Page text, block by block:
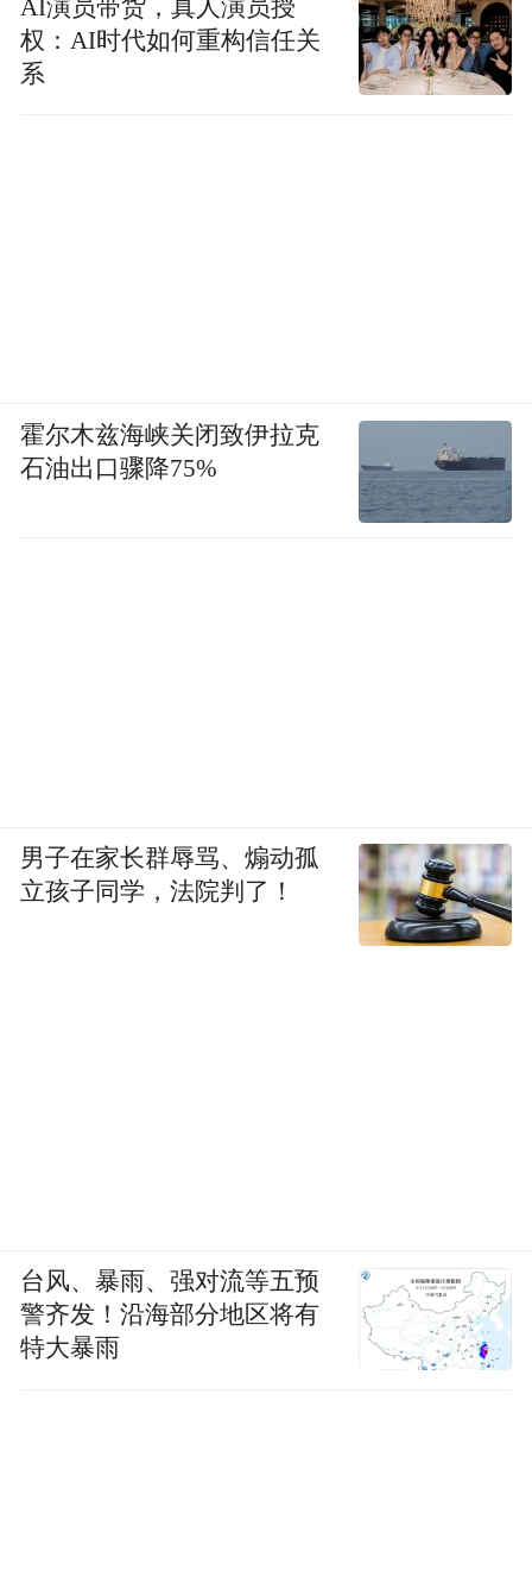
AI演员带货，真人演员授
权：AI时代如何重构信任关
系
霍尔木兹海峡关闭致伊拉克
石油出口骤降75%
男子在家长群辱骂、煽动孤
立孩子同学，法院判了！
台风、暴雨、强对流等五预
警齐发！沿海部分地区将有
特大暴雨